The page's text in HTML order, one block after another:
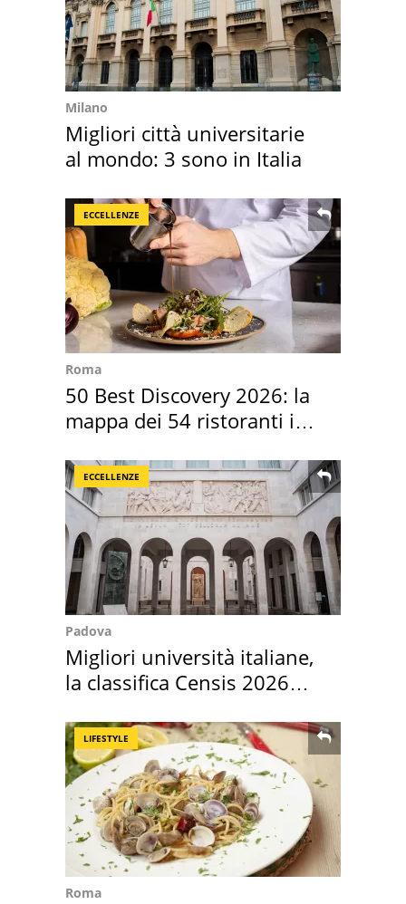
Milano
Migliori città universitarie
al mondo: 3 sono in Italia
ECCELLENZE
Roma
50 Best Discovery 2026: la
mappa dei 54 ristoranti in
ECCELLENZE
Padova
Migliori università italiane,
la classifica Censis 2026
LIFESTYLE
Roma